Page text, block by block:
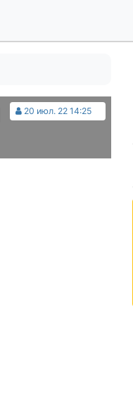
20 июл. 22 14:25